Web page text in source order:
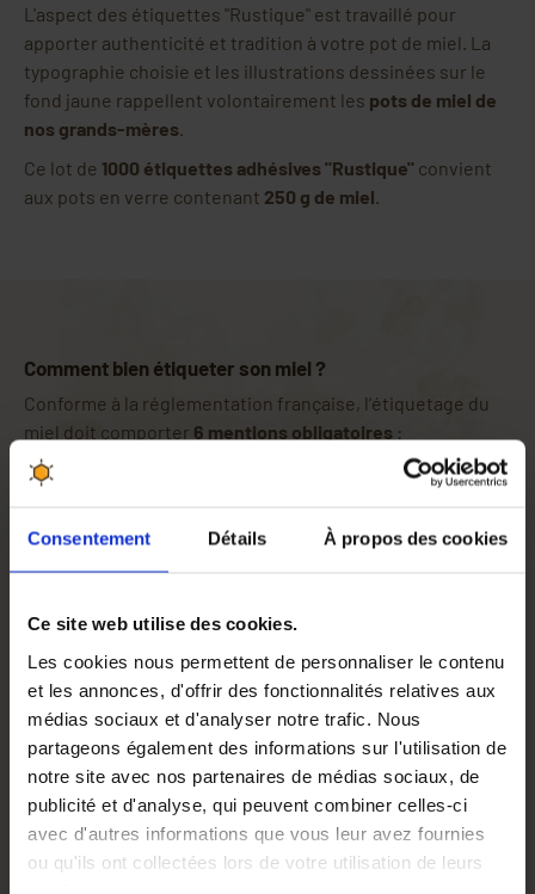
Consentement Détails À propos des cookies
Ce site web utilise des cookies.
Les cookies nous permettent de personnaliser le contenu
et les annonces, d'offrir des fonctionnalités relatives aux
médias sociaux et d'analyser notre trafic. Nous
partageons également des informations sur l'utilisation de
notre site avec nos partenaires de médias sociaux, de
publicité et d'analyse, qui peuvent combiner celles-ci
avec d'autres informations que vous leur avez fournies
ou qu'ils ont collectées lors de votre utilisation de leurs
L'aspect des étiquettes "Rustique" est travaillé pour
apporter authenticité et tradition à votre pot de miel. La
typographie choisie et les illustrations dessinées sur le
fond jaune rappellent volontairement les pots de miel de
nos grands-mères.
Ce lot de 1000 étiquettes adhésives "Rustique" convient
aux pots en verre contenant 250 g de miel.
Comment bien étiqueter son miel ?
Conforme à la réglementation française, l’étiquetage du
miel doit comporter 6 mentions obligatoires :
Dénomination de vente
(ex. : miel de fleurs),
Date de durabilité minimale (DDM)
Origine du miel
(ex. : Récolté en France).
Depuis 2023, l’étiquette doit également afficher la
signalétique de tri obligatoire(logo Triman + info-tri) pour
une gestion responsable des emballages.
⚠️ Certaines expressions sontinterditessur les pots de
miel : « pur miel », « miel naturel », « miel de terroir »…
Elles ne peuvent figurer qu’à titre informatif, jamais
comme dénomination de vente.
Apiculture.net décline toute responsabilité quant à la